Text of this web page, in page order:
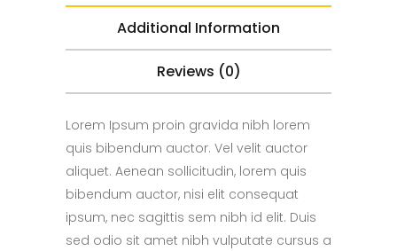
Additional Information
Reviews (0)
Lorem Ipsum proin gravida nibh lorem
quis bibendum auctor. Vel velit auctor
aliquet. Aenean sollicitudin, lorem quis
bibendum auctor, nisi elit consequat
ipsum, nec sagittis sem nibh id elit. Duis
sed odio sit amet nibh vulputate cursus a